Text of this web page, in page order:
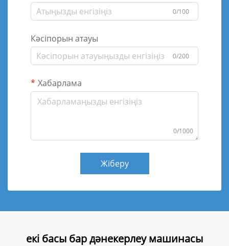
0/100
Кәсіпорын атауы
0/200
Хабарлама
0/1000
Жіберу
екі басы бар дәнекерлеу машинасы